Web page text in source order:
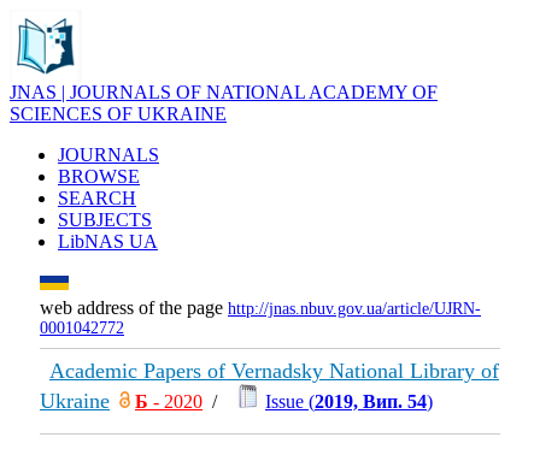
JNAS | JOURNALS OF NATIONAL ACADEMY OF
SCIENCES OF UKRAINE
JOURNALS
BROWSE
SEARCH
SUBJECTS
LibNAS UA
web address of the page http://jnas.nbuv.gov.ua/article/UJRN-
0001042772
Academic Papers of Vernadsky National Library of
Ukraine
Б - 2020 / Issue (2019, Вип. 54)